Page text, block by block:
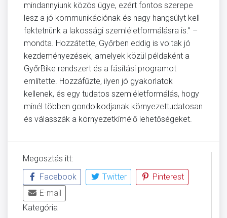
mindannyiunk közös ügye, ezért fontos szerepe
lesz a jó kommunikációnak és nagy hangsúlyt kell
fektetnünk a lakossági szemléletformálásra is.” –
mondta. Hozzátette, Győrben eddig is voltak jó
kezdeményezések, amelyek közül példaként a
GyőrBike rendszert és a fásítási programot
említette. Hozzáfűzte, ilyen jó gyakorlatok
kellenek, és egy tudatos szemléletformálás, hogy
minél többen gondolkodjanak környezettudatosan
és válasszák a környezetkímélő lehetőségeket.
Megosztás itt:
Facebook
Twitter
Pinterest
E-mail
Kategória